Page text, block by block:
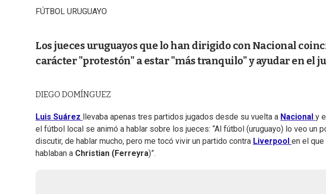
FÚTBOL URUGUAYO
Los jueces uruguayos que lo han dirigido con Nacional
carácter "protestón" a estar "más tranquilo" y ayudar en el
DIEGO DOMÍNGUEZ
Luis Suárez llevaba apenas tres partidos jugados desde su vuelta a Nacional y
el fútbol local se animó a hablar sobre los jueces: “Al fútbol (uruguayo) lo veo un
discutir, de hablar mucho, pero me tocó vivir un partido contra Liverpool en el
hablaban a Christian (Ferreyra)”.